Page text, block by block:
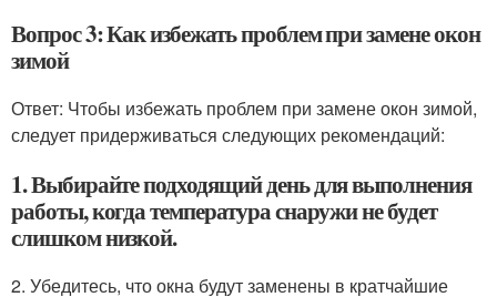
Вопрос 3: Как избежать проблем при замене окон
зимой
Ответ: Чтобы избежать проблем при замене окон зимой,
следует придерживаться следующих рекомендаций:
1. Выбирайте подходящий день для выполнения
работы, когда температура снаружи не будет
слишком низкой.
2. Убедитесь, что окна будут заменены в кратчайшие